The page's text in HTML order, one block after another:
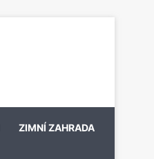
ZIMNÍ ZAHRADA